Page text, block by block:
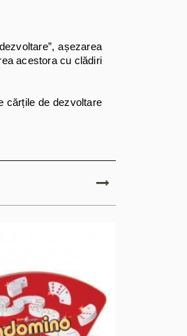
așezarea
acestora cu clădiri
cărțile de dezvoltare